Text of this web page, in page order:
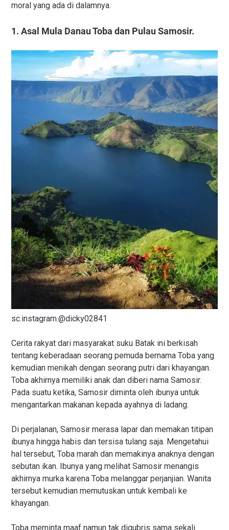
moral yang ada di dalamnya.
1. Asal Mula Danau Toba dan Pulau Samosir.
sc.instagram.@dicky02841
Cerita rakyat dari masyarakat suku Batak ini berkisah
tentang keberadaan seorang pemuda bernama Toba yang
kemudian menikah dengan seorang putri dari khayangan.
Toba akhirnya memiliki anak dan diberi nama Samosir.
Pada suatu ketika, Samosir diminta oleh ibunya untuk
mengantarkan makanan kepada ayahnya di ladang.
Di perjalanan, Samosir merasa lapar dan memakan titipan
ibunya hingga habis dan tersisa tulang saja. Mengetahui
hal tersebut, Toba marah dan memakinya anaknya dengan
sebutan ikan. Ibunya yang melihat Samosir menangis
akhirnya murka karena Toba melanggar perjanjian. Wanita
tersebut kemudian memutuskan untuk kembali ke
khayangan.
Toba meminta maaf namun tak digubris sama sekali.